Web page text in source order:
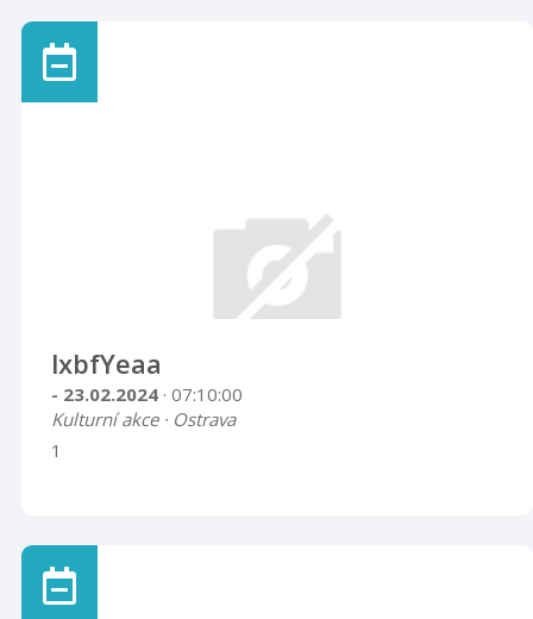
lxbfYeaa
- 23.02.2024 · 07:10:00
Kulturní akce · Ostrava
1